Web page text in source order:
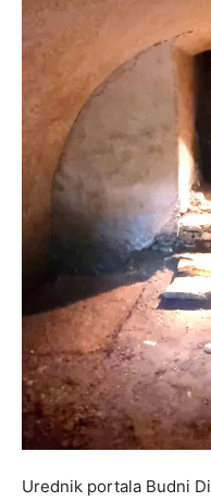
Urednik portala Budni